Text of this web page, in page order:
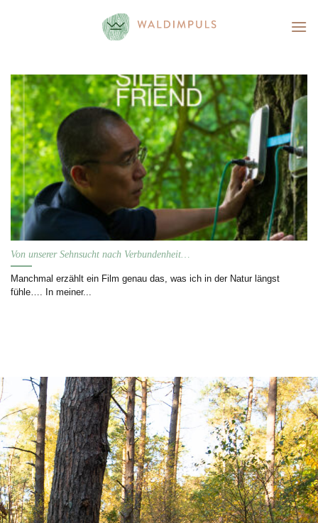
Von unserer Sehnsucht nach Verbundenheit…
Manchmal erzählt ein Film genau das, was ich in der Natur längst
fühle…. In meiner...